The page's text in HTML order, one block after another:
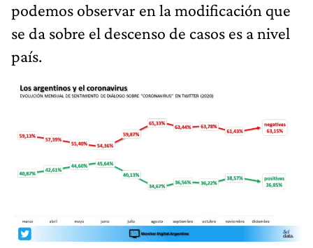
podemos observar en la modificación que
se da sobre el descenso de casos es a nivel
país.